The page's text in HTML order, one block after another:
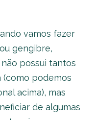
vamos fazer
gengibre,
possui tantos
(como podemos
acima), mas
de algumas